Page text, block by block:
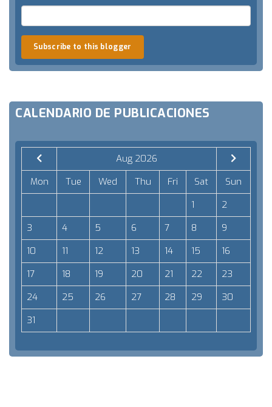
Subscribe to this blogger
CALENDARIO DE PUBLICACIONES
Aug 2026
Mon
Tue Wed Thu Fri Sat
Sun
1
2
3
4 5 6 7 8
9
10
11 12 13 14 15
16
17
18 19 20 21 22
23
24
25 26 27 28 29
30
31